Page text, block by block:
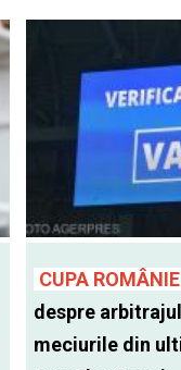
CUPA
despre
meciurile din